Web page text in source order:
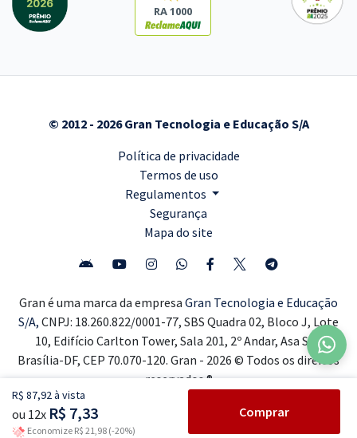
R$ 87,92 à vista
ou 12x R$ 7,33
Economize R$ 21,98 (-20%)
Comprar
RA 1000
© 2012 - 2026 Gran Tecnologia e Educação S/A
Política de privacidade
Termos de uso
Regulamentos
Segurança
Mapa do site
Gran é uma marca da empresa Gran Tecnologia e Educação
S/A, CNPJ: 18.260.822/0001-77, SBS Quadra 02, Bloco J, Lote
10, Edifício Carlton Tower, Sala 201, 2º Andar, Asa Sul,
Brasília-DF, CEP 70.070-120. Gran - 2026 © Todos os direitos
reservados ®